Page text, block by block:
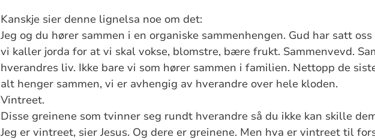
Kanskje sier denne lignelsa noe om det:
Jeg og du hører sammen i en organiske sammenhengen. Gud har satt
vi kaller jorda for at vi skal vokse, blomstre, bære frukt. Sammenvevd.
hverandres liv. Ikke bare vi som hører sammen i familien. Nettopp de
alt henger sammen, vi er avhengig av hverandre over hele kloden.
Vintreet.
Disse greinene som tvinner seg rundt hverandre så du ikke kan skille
Jeg er vintreet, sier Jesus. Og dere er greinene. Men hva er vintreet til